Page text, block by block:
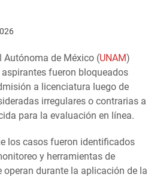
Autónoma de México (UNAM)
fueron bloqueados
a licenciatura luego de
irregulares o contrarias a
para la evaluación en línea.
los casos fueron identificados
y herramientas de
durante la aplicación de la